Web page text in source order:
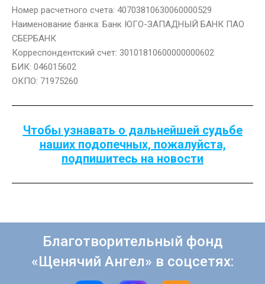
Номер расчетного счета: 40703810630060000529
Наименование банка: Банк ЮГО-ЗАПАДНЫЙ БАНК ПАО
СБЕРБАНК
Корреспондентский счет: 30101810600000000602
БИК: 046015602
ОКПО: 71975260
Чтобы узнавать о дальнейшей судьбе
наших подопечных, пожалуйста,
подпишитесь на новости
Благотворительный фонд
«Щенячий Ангел» в соцсетях: